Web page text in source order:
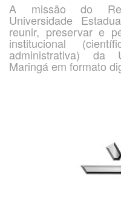
A missão do
Universidade
reunir, preservar e
institucional
administrativa) da
Maringá em formato